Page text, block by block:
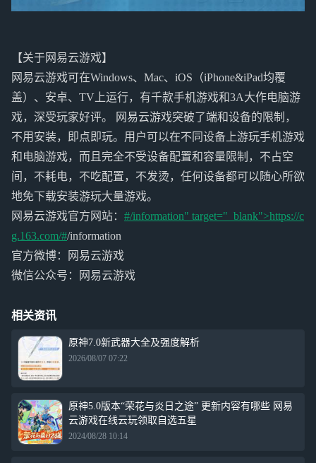
【关于网易云游戏】
网易云游戏可在Windows、Mac、iOS（iPhone&iPad均覆
盖）、安卓、TV上运行，有千款手机游戏和3A大作电脑游
戏，深受玩家好评。 网易云游戏突破了端和设备的限制，
不用安装，即点即玩。用户可以在不同设备上游玩手机游戏
和电脑游戏，而且完全不受设备配置和容量限制，不占空
间，不耗电，不吃配置，不发烫，任何设备都可以随心所欲
地免下载安装游玩大量游戏。
网易云游戏官方网站： #/information" target="_blank">https://c
g.163.com/#/information
官方微博：网易云游戏
微信公众号：网易云游戏
相关资讯
原神7.0新武器大全及强度解析
2026/08/07 07:22
原神5.0版本“荣花与炎日之途” 更新内容有哪些 网易
云游戏在线云玩领取自选五星
2024/08/28 10:14